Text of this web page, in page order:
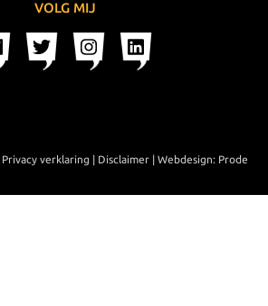
VOLG MIJ
Privacy verklaring | Disclaimer| Webdesign: Prode